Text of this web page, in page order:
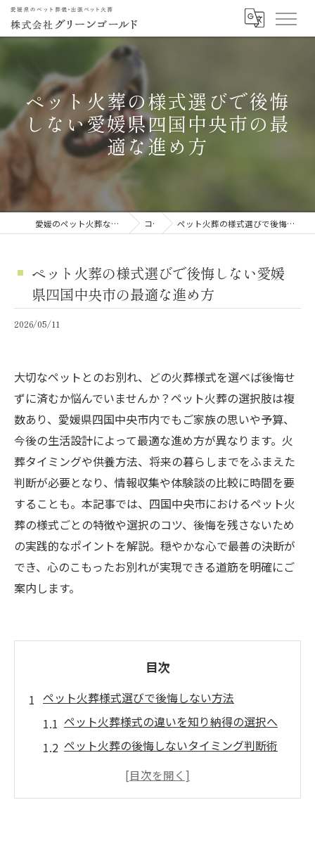
ペット火葬の様式選びで後悔
しない愛媛県四国中央市の最
適な進め方
愛媛のペット火葬なら株式会社グリーンゴールド コラム ペット火葬の様式選びで後悔しない愛媛県四国中央市の最適な進め方
ペット火葬の様式選びで後悔しない愛媛
県四国中央市の最適な進め方
2026/05/11
大切なペットとのお別れ、どの火葬様式を選べば後悔せ
ずに済むか悩んでいませんか？ペット火葬の選択肢は複
数あり、愛媛県四国中央市内でもご家族の思いや予算、
今後の生活設計によって最適な進め方が異なります。火
葬タイミングや供養方法、将来の暮らしまでをふまえた
判断が必要となり、情報収集や体験談の比較に時間を要
することも。本記事では、四国中央市におけるペット火
葬の様式ごとの特徴や選択のコツ、後悔を残さないため
の実践的なポイントを解説。穏やかな心で最善の決断が
でき、心のこもったお別れが実現できる道筋を明確にご
案内します。
目次
ペット火葬様式選びで後悔しない方法
ペット火葬様式の違いを知り納得の選択へ
ペット火葬の後悔しないタイミング判断術
四国中央で人気のペット火葬様式比較ポイ